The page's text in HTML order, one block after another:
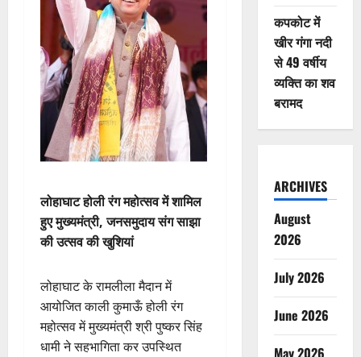
लोहाघाट होली रंग महोत्सव में शामिल
हुए मुख्यमंत्री, जनसमुदाय संग साझा
की उत्सव की खुशियां
लोहाघाट के रामलीला मैदान में
आयोजित काली कुमाऊँ होली रंग
महोत्सव में मुख्यमंत्री श्री पुष्कर सिंह
धामी ने सहभागिता कर उपस्थित
कपकोट में
खीर गंगा नदी
से 49 वर्षीय
व्यक्ति का शव
बरामद
ARCHIVES
August
2026
July 2026
June 2026
May 2026